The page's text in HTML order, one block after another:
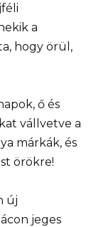
a
hogy örül,
ő és
vállvetve a
márkák, és
örökre!
új
jeges